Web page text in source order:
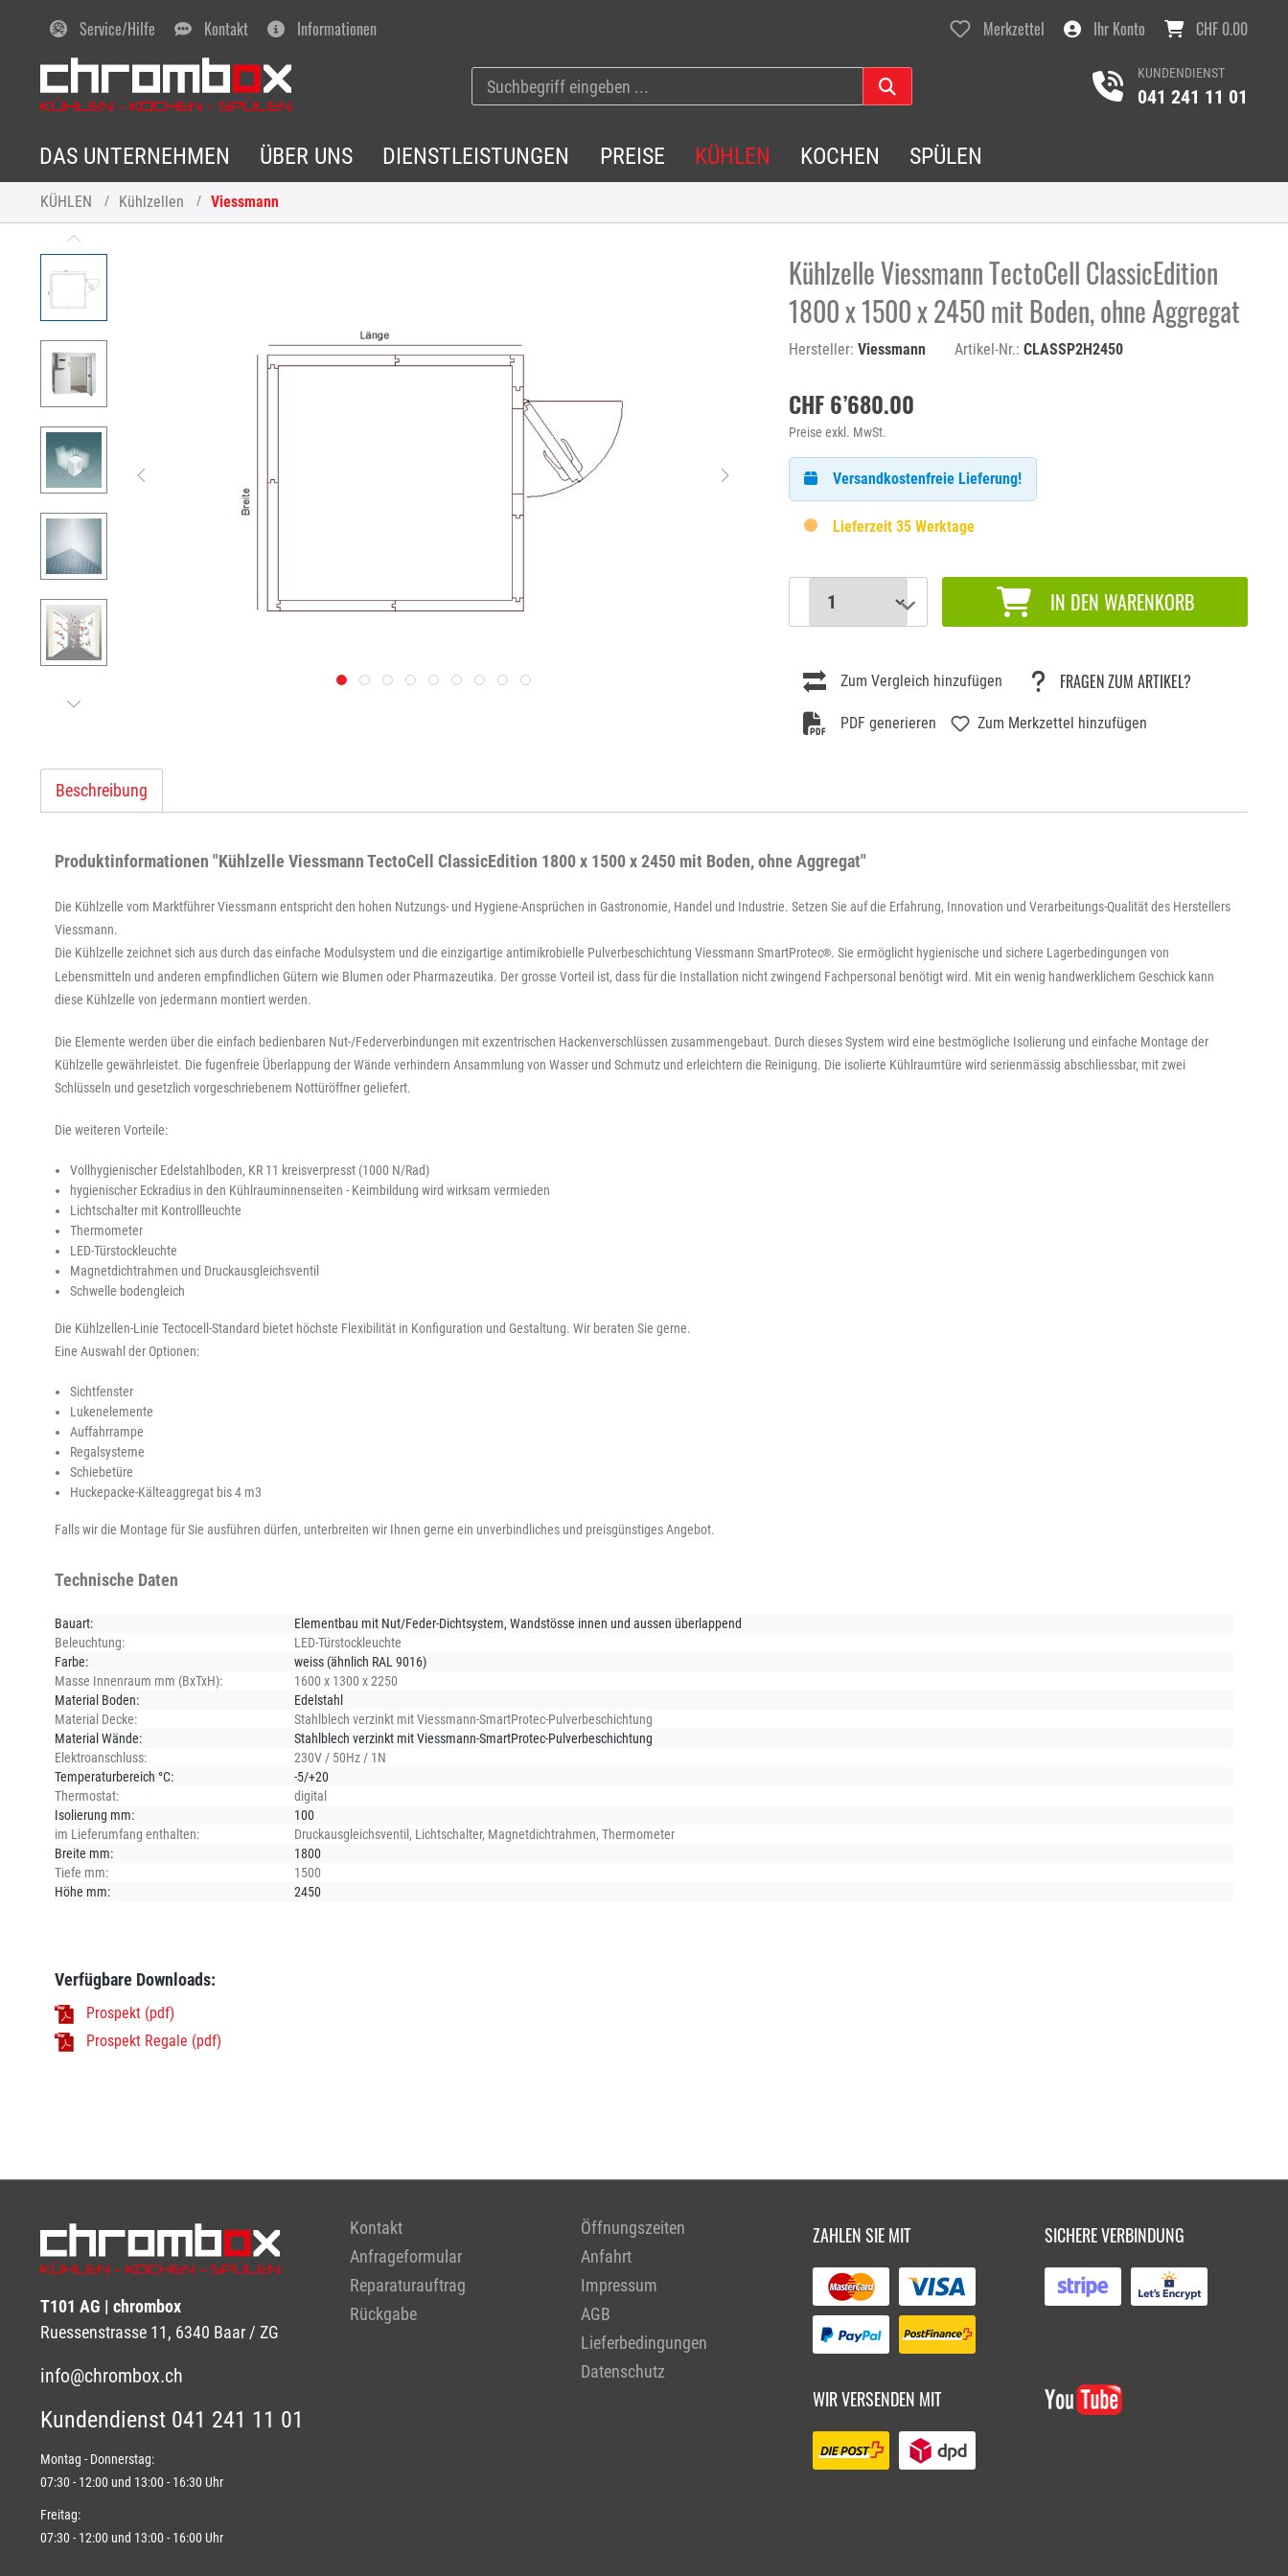
Service/Hilfe Kontakt Informationen Merkzettel Ihr Konto CHF 0.00
KUNDENDIENST
041 241 11 01
DAS UNTERNEHMEN ÜBER UNS DIENSTLEISTUNGEN PREISE KÜHLEN KOCHEN SPÜLEN
KÜHLEN Kühlzellen Viessmann
Kühlzelle Viessmann TectoCell ClassicEdition
1800 x 1500 x 2450 mit Boden, ohne Aggregat
Hersteller:Viessmann Artikel-Nr.:CLASSP2H2450
CHF 6’680.00
Preise exkl. MwSt.
Versandkostenfreie Lieferung!
Lieferzeit 35 Werktage
IN DEN WARENKORB
Zum Vergleich hinzufügen FRAGEN ZUM ARTIKEL?
PDF generieren Zum Merkzettel hinzufügen
Verfügbare Downloads:
Prospekt (pdf)
Prospekt Regale (pdf)
Beschreibung
Produktinformationen "Kühlzelle Viessmann TectoCell ClassicEdition 1800 x 1500 x 2450 mit Boden, ohne Aggregat"
Die Kühlzelle vom Marktführer Viessmann entspricht den hohen Nutzungs- und Hygiene-Ansprüchen in Gastronomie, Handel und Industrie. Setzen Sie auf die Erfahrung, Innovation und Verarbeitungs-Qualität des Herstellers
Viessmann.
Die Kühlzelle zeichnet sich aus durch das einfache Modulsystem und die einzigartige antimikrobielle Pulverbeschichtung Viessmann SmartProtec®. Sie ermöglicht hygienische und sichere Lagerbedingungen von
Lebensmitteln und anderen empfindlichen Gütern wie Blumen oder Pharmazeutika. Der grosse Vorteil ist, dass für die Installation nicht zwingend Fachpersonal benötigt wird. Mit ein wenig handwerklichem Geschick kann
diese Kühlzelle von jedermann montiert werden.
Die Elemente werden über die einfach bedienbaren Nut-/Federverbindungen mit exzentrischen Hackenverschlüssen zusammengebaut. Durch dieses System wird eine bestmögliche Isolierung und einfache Montage der
Kühlzelle gewährleistet. Die fugenfreie Überlappung der Wände verhindern Ansammlung von Wasser und Schmutz und erleichtern die Reinigung. Die isolierte Kühlraumtüre wird serienmässig abschliessbar, mit zwei
Schlüsseln und gesetzlich vorgeschriebenem Nottüröffner geliefert.
Die weiteren Vorteile:
Vollhygienischer Edelstahlboden, KR 11 kreisverpresst (1000 N/Rad)
hygienischer Eckradius in den Kühlrauminnenseiten - Keimbildung wird wirksam vermieden
Lichtschalter mit Kontrollleuchte
Thermometer
LED-Türstockleuchte
Magnetdichtrahmen und Druckausgleichsventil
Schwelle bodengleich
Die Kühlzellen-Linie Tectocell-Standard bietet höchste Flexibilität in Konfiguration und Gestaltung. Wir beraten Sie gerne.
Eine Auswahl der Optionen:
Sichtfenster
Lukenelemente
Auffahrrampe
Regalsysteme
Schiebetüre
Huckepacke-Kälteaggregat bis 4 m3
Falls wir die Montage für Sie ausführen dürfen, unterbreiten wir Ihnen gerne ein unverbindliches und preisgünstiges Angebot.
Technische Daten
Bauart:
Elementbau mit Nut/Feder-Dichtsystem, Wandstösse innen und aussen überlappend
Beleuchtung:
LED-Türstockleuchte
Farbe:
weiss (ähnlich RAL 9016)
Masse Innenraum mm (BxTxH):
1600 x 1300 x 2250
Material Boden:
Edelstahl
Material Decke:
Stahlblech verzinkt mit Viessmann-SmartProtec-Pulverbeschichtung
Material Wände:
Stahlblech verzinkt mit Viessmann-SmartProtec-Pulverbeschichtung
Elektroanschluss:
230V / 50Hz / 1N
Temperaturbereich °C:
-5/+20
Thermostat:
digital
Isolierung mm:
100
im Lieferumfang enthalten:
Druckausgleichsventil , Lichtschalter, Magnetdichtrahmen, Thermometer
Breite mm:
1800
Tiefe mm:
1500
Höhe mm:
2450
T101 AG | chrombox
Ruessenstrasse 11, 6340 Baar / ZG
info@chrombox.ch
Kundendienst 041 241 11 01
Montag - Donnerstag:
07:30 - 12:00 und 13:00 - 16:30 Uhr
Freitag:
07:30 - 12:00 und 13:00 - 16:00 Uhr
Kontakt
Anfrageformular
Reparaturauftrag
Rückgabe
Öffnungszeiten
Anfahrt
Impressum
AGB
Lieferbedingungen
Datenschutz
ZAHLEN SIE MIT
WIR VERSENDEN MIT
SICHERE VERBINDUNG